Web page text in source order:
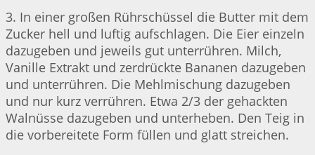
3. In einer großen Rührschüssel die Butter mit dem
Zucker hell und luftig aufschlagen. Die Eier einzeln
dazugeben und jeweils gut unterrühren. Milch,
Vanille Extrakt und zerdrückte Bananen dazugeben
und unterrühren. Die Mehlmischung dazugeben
und nur kurz verrühren. Etwa 2/3 der gehackten
Walnüsse dazugeben und unterheben. Den Teig in
die vorbereitete Form füllen und glatt streichen.